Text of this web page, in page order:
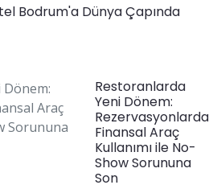
Bodrum'a Dünya Çapında
Restoranlarda
Yeni Dönem:
Rezervasyonlarda
Finansal Araç
Kullanımı ile No-
Show Sorununa
Son